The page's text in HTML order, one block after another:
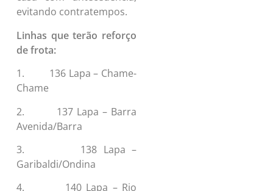
evitando contratempos.
Linhas que terão reforço
de frota:
1. 136 Lapa – Chame-
Chame
2. 137 Lapa – Barra
Avenida/Barra
3. 138 Lapa –
Garibaldi/Ondina
4. 140 Lapa – Rio